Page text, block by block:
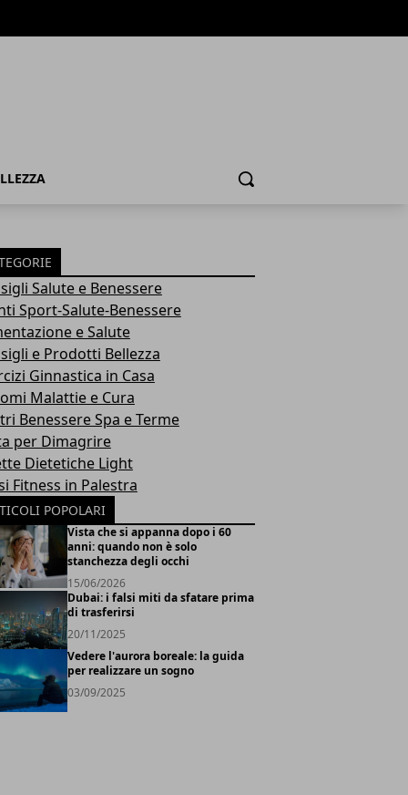
Cerca
Salute e Benessere
Sport-Salute-Benessere
e Salute
e Prodotti Bellezza
Ginnastica in Casa
Malattie e Cura
Benessere Spa e Terme
per Dimagrire
Dietetiche Light
Fitness in Palestra
POPOLARI
Vista che si appanna dopo i 60
anni: quando non è solo
stanchezza degli occhi
15/06/2026
Dubai: i falsi miti da sfatare prima
di trasferirsi
20/11/2025
Vedere l'aurora boreale: la guida
per realizzare un sogno
03/09/2025